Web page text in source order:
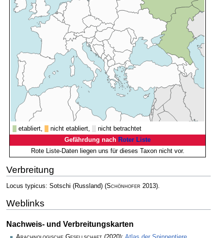
etabliert, nicht etabliert,
nicht betrachtet
Gefährdung nach Roter Liste
Rote Liste-Daten liegen uns für dieses Taxon nicht vor.
Verbreitung
Locus typicus: Sotschi (Russland) (Schönhofer 2013).
Weblinks
Nachweis- und Verbreitungskarten